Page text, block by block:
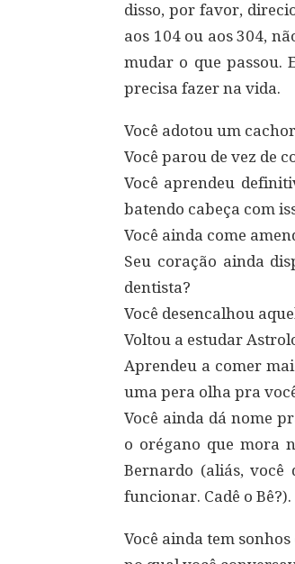
disso, por favor,
aos 104 ou aos 304,
mudar o que passou.
precisa fazer na vida.
Você adotou um
Você parou de vez de
Você aprendeu
batendo cabeça com
Você ainda come
Seu coração ainda
dentista?
Você desencalhou
Voltou a estudar
Aprendeu a comer
uma pera olha pra
Você ainda dá nome
o orégano que mora
Bernardo (aliás, você
funcionar. Cadê o Bê?).
Você ainda tem